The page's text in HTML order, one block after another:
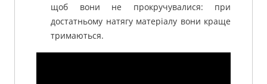
щоб вони не прокручувалися: при
достатньому натягу матеріалу вони краще
тримаються.